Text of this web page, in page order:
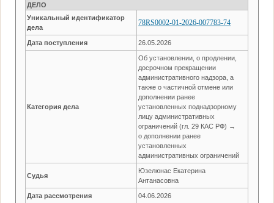
ДЕЛО
Уникальный идентификатор
дела
78RS0002-01-2026-007783-74
Дата поступления 26.05.2026
Категория дела
Об установлении, о продлении,
досрочном прекращении
административного надзора, а
также о частичной отмене или
дополнении ранее
установленных поднадзорному
лицу административных
ограничений (гл. 29 КАС РФ) →
о дополнении ранее
установленных
административных ограничений
Судья
Юзелюнас Екатерина
Антанасовна
Дата рассмотрения 04.06.2026